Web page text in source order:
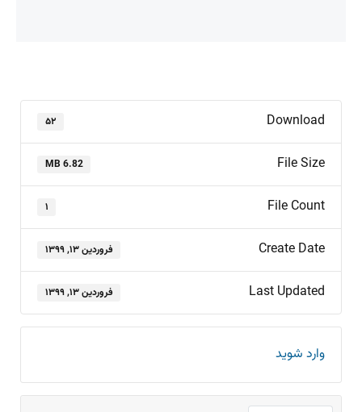
Download ۵۲
File Size
6.82 MB
File Count ۱
Create Date فروردین ۱۳, ۱۳۹۹
Last Updated فروردین ۱۳, ۱۳۹۹
وارد شوید